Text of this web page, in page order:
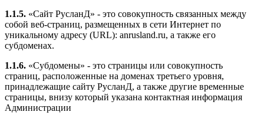
1.1.5. «Сайт РусланД» - это совокупность связанных между
собой веб-страниц, размещенных в сети Интернет по
уникальному адресу (URL): anrusland.ru, а также его
субдоменах.
1.1.6. «Субдомены» - это страницы или совокупность
страниц, расположенные на доменах третьего уровня,
принадлежащие сайту РусланД, а также другие временные
страницы, внизу который указана контактная информация
Администрации